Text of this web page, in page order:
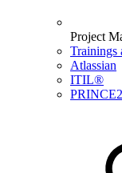
Project
Trainings
Atlassian
ITIL®